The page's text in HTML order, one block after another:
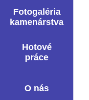
Fotogaléria
kamenárstva
Hotové
práce
O nás